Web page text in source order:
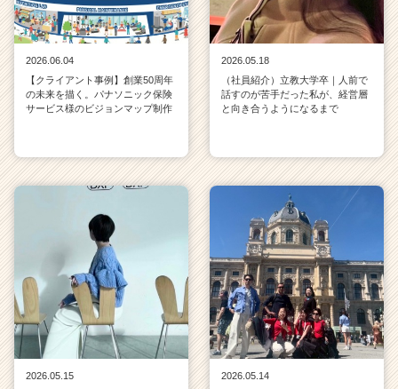
2026.06.04
【クライアント事例】創業50周年
の未来を描く。パナソニック保険
サービス様のビジョンマップ制作
2026.05.18
（社員紹介）立教大学卒｜人前で
話すのが苦手だった私が、経営層
と向き合うようになるまで
2026.05.15
2026.05.14